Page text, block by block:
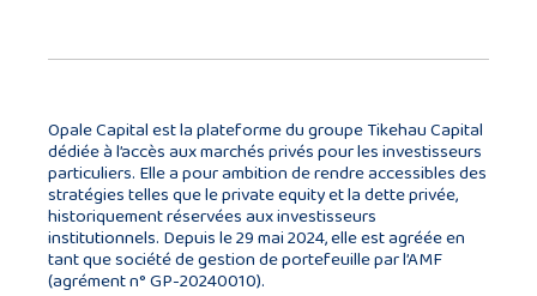
Opale Capital est la plateforme du groupe Tikehau Capital
dédiée à l’accès aux marchés privés pour les investisseurs
particuliers. Elle a pour ambition de rendre accessibles des
stratégies telles que le private equity et la dette privée,
historiquement réservées aux investisseurs
institutionnels. Depuis le 29 mai 2024, elle est agréée en
tant que société de gestion de portefeuille par l’AMF
(agrément n° GP-20240010).